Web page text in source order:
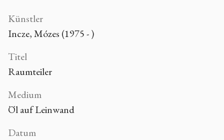
Künstler
Incze, Mózes (1975 - )
Titel
Raumteiler
Medium
Öl auf Leinwand
Datum